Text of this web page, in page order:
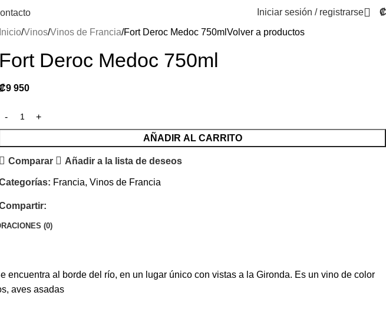
Iniciar sesión / registrarse ₡
Inicio Vinos Vinos de Francia Fort Deroc Medoc 750ml Volver a productos
Fort Deroc Medoc 750ml
9 950
AÑADIR AL CARRITO
Comparar Añadir a la lista de deseos
Francia, Vinos de Francia
(0)
al borde del río, en un lugar único con vistas a la Gironda. Es un vino de color
aves asadas